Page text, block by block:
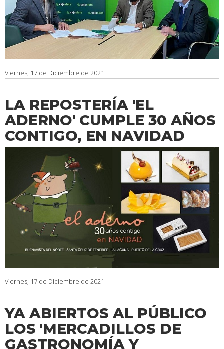
Viernes, 17 de Diciembre de 2021
LA REPOSTERÍA 'EL
ADERNO' CUMPLE 30 AÑOS
CONTIGO, EN NAVIDAD
Viernes, 17 de Diciembre de 2021
YA ABIERTOS AL PÚBLICO
LOS 'MERCADILLOS DE
GASTRONOMÍA Y